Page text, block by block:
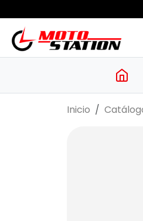
Inicio